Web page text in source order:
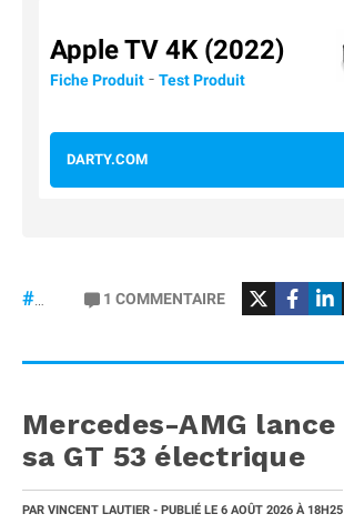
Apple TV 4K (2022)
Fiche Produit - Test Produit
DARTY.COM
#DisneyPlus #Football #liga
1 COMMENTAIRE
Mercedes-AMG lance
sa GT 53 électrique
PAR VINCENT LAUTIER - PUBLIÉ LE 6 AOÛT 2026 À 18H25